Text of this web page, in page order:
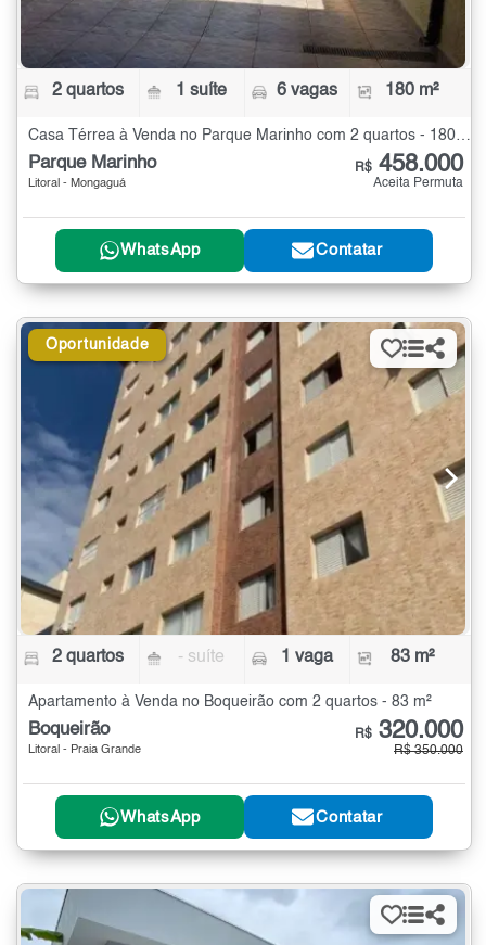
2 quartos 1 suíte 6 vagas 180 m²
Parque Marinho
Litoral - Mongaguá
R$ 458.000
Aceita Permuta
WhatsApp Contatar
Oportunidade
2 quartos - suíte 1 vaga 83 m²
Apartamento à Venda no Boqueirão com 2 quartos - 83 m²
Boqueirão
Litoral - Praia Grande
R$ 320.000
R$ 350.000
WhatsApp Contatar